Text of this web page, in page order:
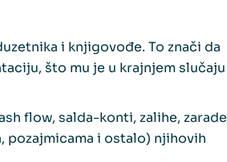
i knjigovođe. To znači da
što mu je u krajnjem slučaju
flow, salda-konti, zalihe, zarade
pozajmicama i ostalo) njihovih